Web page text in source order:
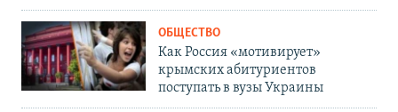
ОБЩЕСТВО
Как Россия «мотивирует»
крымских абитуриентов
поступать в вузы Украины